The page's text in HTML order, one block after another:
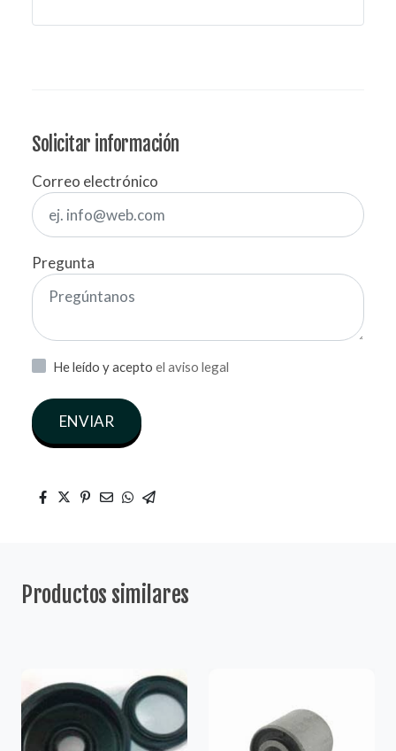
Solicitar información
Correo electrónico
Pregunta
He leído y acepto el aviso legal
ENVIAR
Productos similares